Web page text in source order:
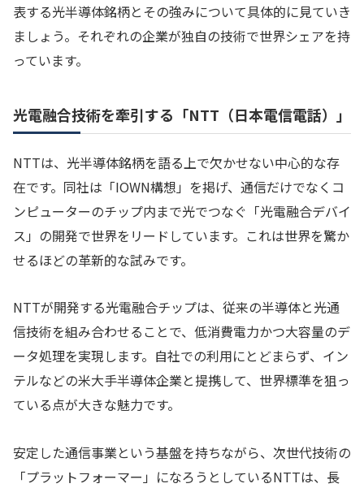
表する光半導体銘柄とその強みについて具体的に見ていき
ましょう。それぞれの企業が独自の技術で世界シェアを持
っています。
光電融合技術を牽引する「NTT（日本電信電話）」
NTTは、光半導体銘柄を語る上で欠かせない中心的な存
在です。同社は「IOWN構想」を掲げ、通信だけでなくコ
ンピューターのチップ内まで光でつなぐ「光電融合デバイ
ス」の開発で世界をリードしています。これは世界を驚か
せるほどの革新的な試みです。
NTTが開発する光電融合チップは、従来の半導体と光通
信技術を組み合わせることで、低消費電力かつ大容量のデ
ータ処理を実現します。自社での利用にとどまらず、イン
テルなどの米大手半導体企業と提携して、世界標準を狙っ
ている点が大きな魅力です。
安定した通信事業という基盤を持ちながら、次世代技術の
「プラットフォーマー」になろうとしているNTTは、長